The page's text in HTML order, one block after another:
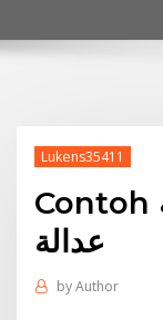
Lukens35411
Contoh معدل عودة الداخلية
عدالة
byAuthor